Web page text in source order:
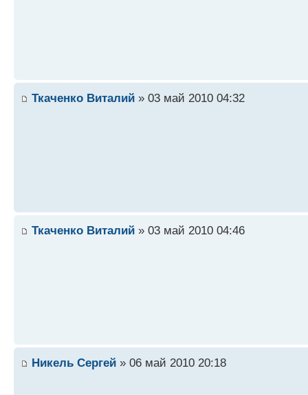
Ткаченко Виталий » 03 май 2010 04:32
Ткаченко Виталий » 03 май 2010 04:46
Никель Сергей » 06 май 2010 20:18